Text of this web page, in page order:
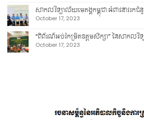
សាកលវិទ្យាល័យមេគង្គកម្ពុជា អំពាវនាវ
October 17, 2023
“ពិព័រណ៍អប់រំកម្រិតឧត្តមសិក្សា” នៃសាកល
October 17, 2023